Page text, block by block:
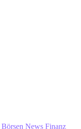
Börsen News Finanz